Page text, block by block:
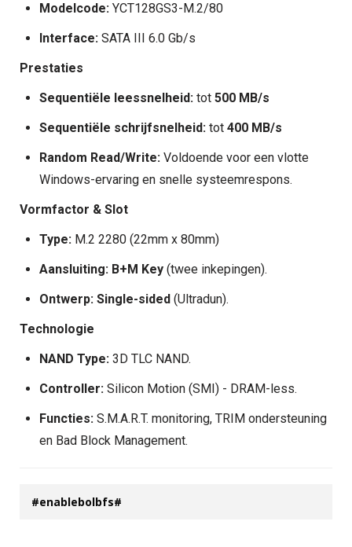
Modelcode: YCT128GS3-M.2/80
Interface: SATA III 6.0 Gb/s
Prestaties
Sequentiële leessnelheid: tot 500 MB/s
Sequentiële schrijfsnelheid: tot 400 MB/s
Random Read/Write: Voldoende voor een vlotte
Windows-ervaring en snelle systeemrespons.
Vormfactor & Slot
Type: M.2 2280 (22mm x 80mm)
Aansluiting: B+M Key (twee inkepingen).
Ontwerp: Single-sided (Ultradun).
Technologie
NAND Type: 3D TLC NAND.
Controller: Silicon Motion (SMI) - DRAM-less.
Functies: S.M.A.R.T. monitoring, TRIM ondersteuning
en Bad Block Management.
#enablebolbfs#